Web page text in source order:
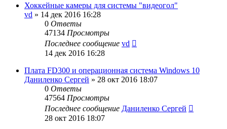
Хоккейные камеры для системы "видеогол"
vd » 14 дек 2016 16:28
0 Ответы
47134 Просмотры
Последнее сообщение vd
14 дек 2016 16:28
Плата FD300 и операционная система Windows 10
Даниленко Сергей » 28 окт 2016 18:07
0 Ответы
47564 Просмотры
Последнее сообщение Даниленко Сергей
28 окт 2016 18:07